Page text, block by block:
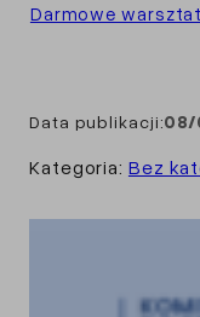
Darmowe
Data publikacji:08/
Kategoria: Bez